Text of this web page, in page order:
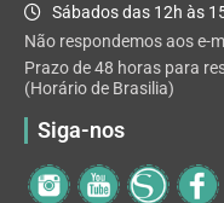
Sábados das 12h às
Não respondemos aos e-
Prazo de 48 horas para
(Horário de Brasilia)
Siga-nos